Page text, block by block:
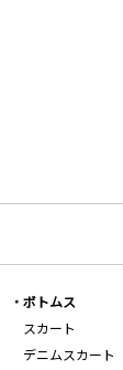
ボトムス
スカート
デニムスカート